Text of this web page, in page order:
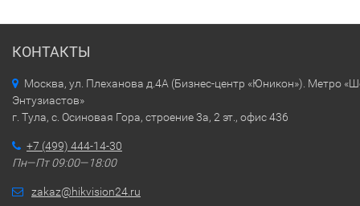
КОНТАКТЫ
Москва, ул. Плеханова д.4А (Бизнес-центр «Юникон»). Метро
Энтузиастов»
г. Тула, с. Осиновая Гора, строение 3а, 2 эт., офис 436
+7 (499) 444-14-30
Пн—Пт 09:00—18:00
zakaz@hikvision24.ru